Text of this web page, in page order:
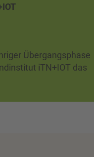
Übergangsphase
iTN+IOT das